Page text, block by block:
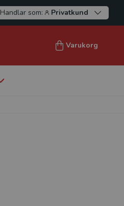
Handlar som: Privatkund
Varukorg